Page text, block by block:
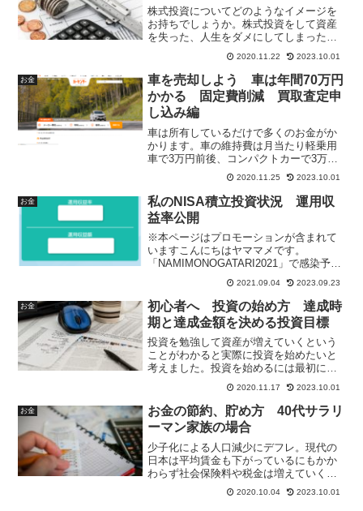
株式投資についてどのようなイメージを
お持ちでしょうか。株式投資をして資産
を失った、人生をダメにしてしまった、
ギャンブルだ。などネガティブなイメー
ジを持っている人が多いかもしれませ
ん。では株式投資のリスクはどの程度な
のでしょうか。株式投資は長期投資では
リスクの非常に小さい投資であると言え
ます。具体的な資料を元に説明していま
す。
2020.11.22 2023.10.01
お金
車を売却しよう 車は年間70万円
かかる 固定費削減 買取査定申
し込み編
車は所有しているだけで多くのお金がか
かります。車の維持費は月当たり軽乗用
車で3万円前後、コンパクトカーで3万～4
万円、ミニバンで4万円～5万円となると
言われています。年間で50万円前後もか
かっています。10年ごとに200万円の車の
乗り換えるとすると購入費用が年間20万
円となりますので合わせて年間70万円も
かかります。ここでは具体的に車を売る
方法を実体験を元に書いてみたいと思い
ます。
2020.11.25 2023.10.01
お金
私のNISA積立投資状況 運用収
益率公開
※本ページはプロモーションが含まれて
いますこんにちはヤママメです。
「NAMIMONOGATARI2021」で感染予防
されずに開催されてしまい話題になって
いますね。今後フェスや音楽イベントの
開催はどうなってしまうのでしょうか。
若い頃は音楽イベ...
2021.09.04 2023.09.23
お金
初心者へ 投資の始め方 達成時
期と達成金額を決める投資目標
投資を勉強して資産が増えていくという
ことがわかると実際に投資を始めたいと
考えました。投資を始めるには最初に何
をすれば良いか。それは投資をして何年
後にどのくらいの金額にするかという投
資目標を決めることです。これが投資を
行うためには一番重要なことになりま
す。投資はあくまで手段であって目的で
はありません。
2020.11.17 2023.10.01
お金
お金の節約、貯め方 40代サラリ
ーマン家族の場合
少子化による人口減少にデフレ。現代の
日本は平均賃金も下がっているにもかか
わらず社会保険料や税金は増えていくば
かり。生活はどんどん苦しくなっていき
ます。40歳庶民サラリーマン妻子3人家族
2020.10.04 2023.10.01